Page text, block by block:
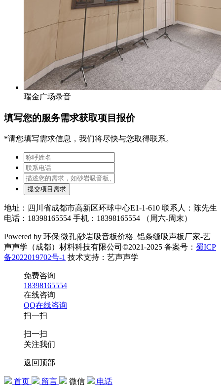
瑞金广场录音
填写您的服务需求获取项目报价
*请您填写需求信息，我们将尽快与您取得联系。
提交项目需求
地址：四川省成都市高新区环球中心E1-1-610 联系人：陈先生
电话：18398165554 手机：18398165554 （周六-周末）
Powered by 环保|微孔|砂岩吸音板价格_铝条缝吸声板厂家-艺
声声学（成都）材料科技有限公司©2021-2025 备案号： 蜀ICP
备2022019702号-1 技术支持：艺声声学
免费咨询
18398165554
在线咨询
QQ在线咨询
扫一扫
扫一扫
关注我们
返回顶部
首页 留言 微信 电话